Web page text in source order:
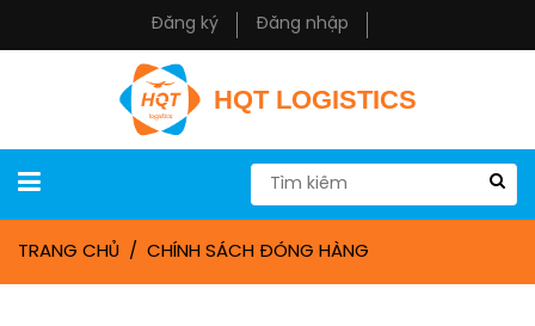
Đăng ký Đăng nhập
HQT LOGISTICS
TRANG CHỦ CHÍNH SÁCH ĐÓNG HÀNG